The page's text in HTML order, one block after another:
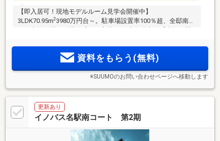
【即入居可！現地モデルルーム見学会開催中】
3LDK70.95m2 3980万円台～。駐車場設置率100％超、全邸南向
き。南面が開けた開放感ある立地。JR東海道本線「大垣」駅
分。徒歩圏内にスーパー、ドラッグストアなどが充実。マン
ションならではのコンシェルジュサービス付き
資料をもらう(無料)
※SUUMOのお問い合わせページへ移動します
更新あり
イノバス名駅南コート 第2期